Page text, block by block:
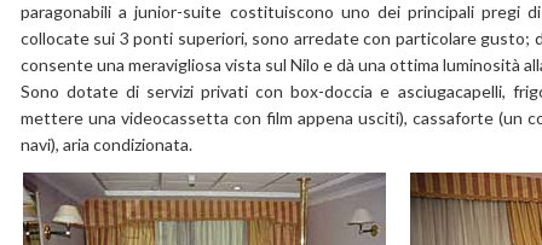
paragonabili a junior-suite costituiscono uno dei principali
collocate sui 3 ponti superiori, sono arredate con particolare
consente una meravigliosa vista sul Nilo e dà una ottima luminosità
Sono dotate di servizi privati con box-doccia e asciugacapelli,
mettere una videocassetta con film appena usciti), cassaforte (un
navi), aria condizionata.